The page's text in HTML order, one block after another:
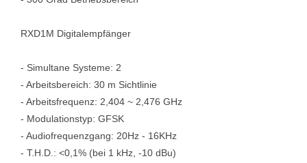
RXD1M Digitalempfänger
- Simultane Systeme: 2
- Arbeitsbereich: 30 m Sichtlinie
- Arbeitsfrequenz: 2,404 ~ 2,476 GHz
- Modulationstyp: GFSK
- Audiofrequenzgang: 20Hz - 16KHz
- T.H.D.: <0,1% (bei 1 kHz, -10 dBu)